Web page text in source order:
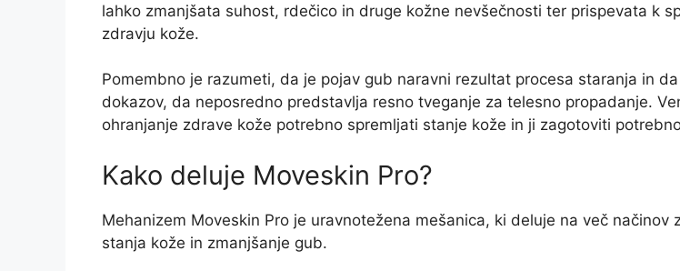
lahko zmanjšata suhost, rdečico in druge kožne nevšečnosti ter prispevata k
zdravju kože.
Pomembno je razumeti, da je pojav gub naravni rezultat procesa staranja in
dokazov, da neposredno predstavlja resno tveganje za telesno propadanje.
ohranjanje zdrave kože potrebno spremljati stanje kože in ji zagotoviti
Kako deluje Moveskin Pro?
Mehanizem Moveskin Pro je uravnotežena mešanica, ki deluje na več načinov
stanja kože in zmanjšanje gub.